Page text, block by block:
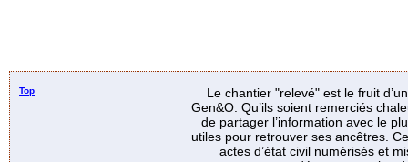
Top
Le chantier "relevé" est le fruit
Gen&O. Qu’ils soient remerciés
de partager l’information avec le
utiles pour retrouver ses ancêtres.
actes d’état civil numérisés et